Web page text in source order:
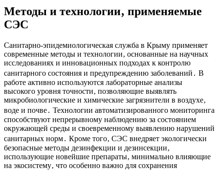
Методы и технологии‚ применяемые
СЭС
Санитарно-эпидемиологическая служба в Крыму применяет
современные методы и технологии‚ основанные на научных
исследованиях и инновационных подходах к контролю
санитарного состояния и предупреждению заболеваний․ В
работе активно используются лабораторные анализы
высокого уровня точности‚ позволяющие выявлять
микробиологические и химические загрязнители в воздухе‚
воде и почве․ Технологии автоматизированного мониторинга
способствуют непрерывному наблюдению за состоянием
окружающей среды и своевременному выявлению нарушений
санитарных норм․ Кроме того‚ СЭС внедряет экологически
безопасные методы дезинфекции и дезинсекции‚
использующие новейшие препараты‚ минимально влияющие
на экосистему‚ что особенно важно для сохранения